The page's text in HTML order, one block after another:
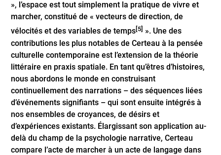
», l’espace est tout simplement la pratique de vivre et
marcher, constitué de « vecteurs de direction, de
vélocités et des variables de temps[5] ». Une des
contributions les plus notables de Certeau à la pensée
culturelle contemporaine est l’extension de la théorie
littéraire en praxis spatiale. En tant qu’êtres d’histoires,
nous abordons le monde en construisant
continuellement des narrations – des séquences liées
d’événements signifiants – qui sont ensuite intégrés à
nos ensembles de croyances, de désirs et
d’expériences existants. Élargissant son application au-
delà du champ de la psychologie narrative, Certeau
compare l’acte de marcher à un acte de langage dans